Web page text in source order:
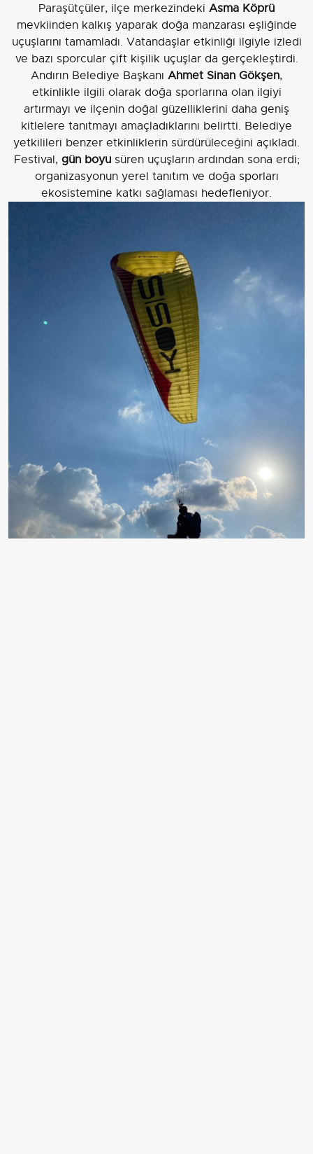
Paraşütçüler, ilçe merkezindeki Asma Köprü
mevkiinden kalkış yaparak doğa manzarası eşliğinde
uçuşlarını tamamladı. Vatandaşlar etkinliği ilgiyle izledi
ve bazı sporcular çift kişilik uçuşlar da gerçekleştirdi.
Andırın Belediye Başkanı Ahmet Sinan Gökşen,
etkinlikle ilgili olarak doğa sporlarına olan ilgiyi
artırmayı ve ilçenin doğal güzelliklerini daha geniş
kitlelere tanıtmayı amaçladıklarını belirtti. Belediye
yetkilileri benzer etkinliklerin sürdürüleceğini açıkladı.
Festival, gün boyusüren uçuşların ardından sona erdi;
organizasyonun yerel tanıtım ve doğa sporları
ekosistemine katkı sağlaması hedefleniyor.